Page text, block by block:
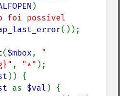
)
foi possível
());
($mbox, "
, "*" );
)) {
as $val ) {